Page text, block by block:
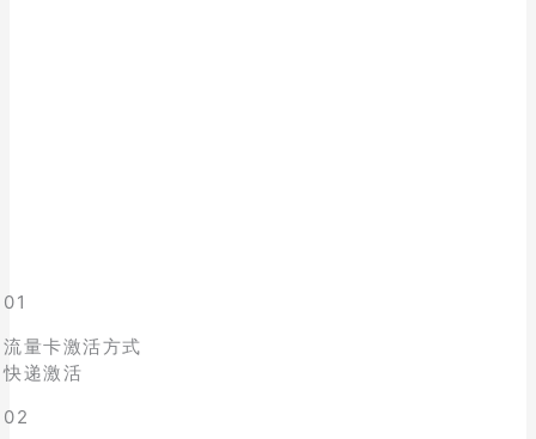
01
流量卡激活方式
快递激活
02